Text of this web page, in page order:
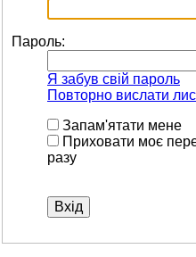
Пароль:
Я забув свій пароль
Повторно вислати
Запам'ятати мене
Приховати моє
разу